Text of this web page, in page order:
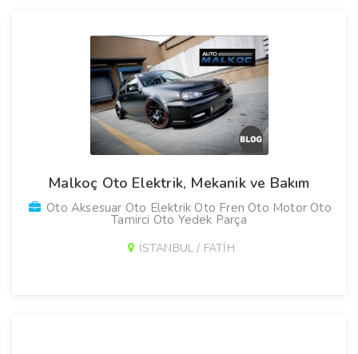
Malkoç Oto Elektrik, Mekanik ve Bakım
Oto Aksesuar Oto Elektrik Oto Fren Oto Motor Oto
Tamirci Oto Yedek Parça
İSTANBUL / FATİH